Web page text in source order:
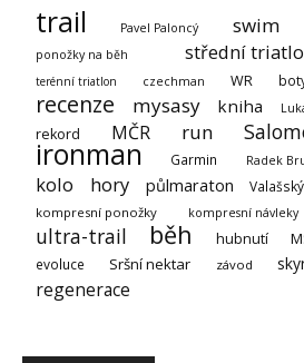
trail Pavel Paloncý swim
ponožky na běh střední
terénní triatlon czechman WR
recenze mysasy kniha
rekord MČR run
ironman Garmin Radek
kolo hory půlmaraton
kompresní ponožky kompresní návleky
ultra-trail běh hubnutí
evoluce Sršní nektar závod
regenerace